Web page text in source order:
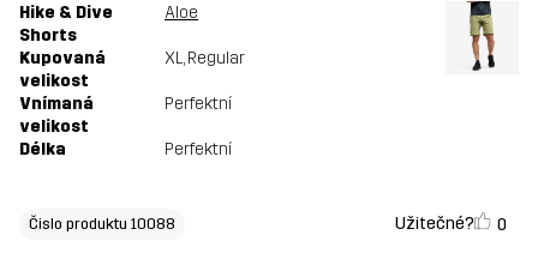
Hike & Dive
Shorts
Aloe
Kupovaná
velikost
XL, Regular
Vnímaná
velikost
Perfektní
Délka Perfektní
Čislo produktu 10088 Užitečné? 0